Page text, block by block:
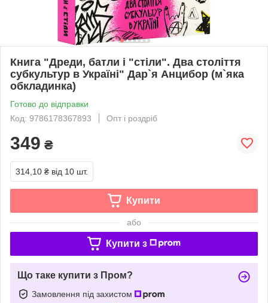
Книга "Дреди, батли і "стіли". Два століття
субкультур в Україні" Дар`я Анцибор (м`яка
обкладинка)
Готово до відправки
Код: 9786178367893
Опт і роздріб
349 ₴
314,10 ₴ від 10 шт.
Купити
або
Купити з
Що таке купити з Пром?
Замовлення під захистом